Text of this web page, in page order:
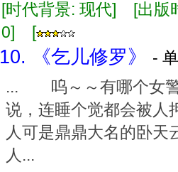
[时代背景: 现代] [出
0] [
10. 《乞儿修罗》
-
... 呜～～有哪个女警
说，连睡个觉都会被人
人可是鼎鼎大名的卧
人...